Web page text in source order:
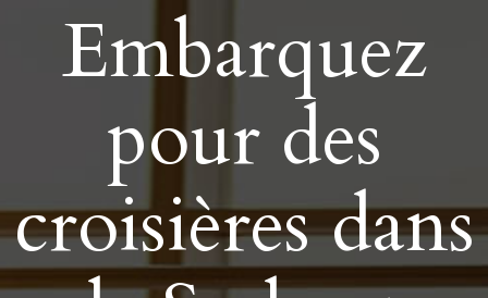
Embarquez
pour des
croisières dans